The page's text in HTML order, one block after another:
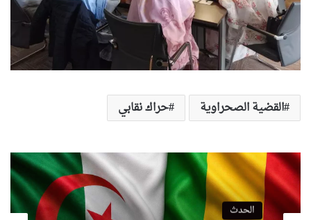
القضية الصحراوية حراك نقابي
الحدث